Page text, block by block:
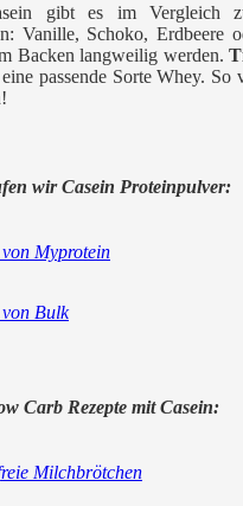
gibt es im Vergleich
Vanille, Schoko, Erdbeere
Backen langweilig werden.
passende Sorte Whey.
wir Casein Proteinpulver:
Myprotein
Bulk
Carb Rezepte mit Casein:
Milchbrötchen